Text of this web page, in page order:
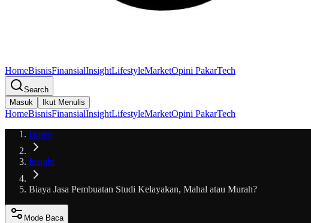
HomeBisnisFinansialInsightLifestyleMarketOpini PakarTech
Search
Masuk
Ikut Menulis
HomeBisnisFinansialInsightLifestyleMarketOpini PakarTech
Home
Insight
Biaya Jasa Pembuatan Studi Kelayakan, Mahal atau Murah?
Mode Baca